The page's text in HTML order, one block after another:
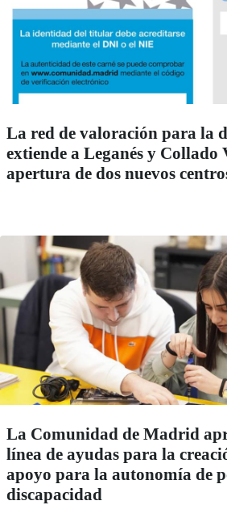
La red de valoración para la
extiende a Leganés y
apertura de dos nuevos
La Comunidad de Madrid
línea de ayudas para la
apoyo para la autonomía de
discapacidad